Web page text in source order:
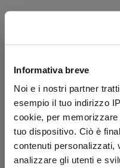
Informativa breve
Noi e i nostri partner
esempio il tuo indirizzo
cookie, per
tuo dispositivo. Ciò è
contenuti personalizzati,
analizzare gli utenti e